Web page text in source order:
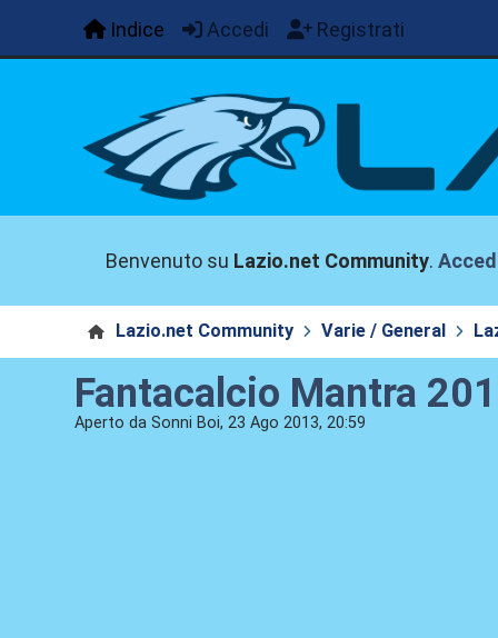
Indice Accedi Registrati
Benvenuto su Lazio.net Community.
Lazio.net Community Varie / General
Fantacalcio Mantra
Aperto da Sonni Boi, 23 Ago 2013, 20:59